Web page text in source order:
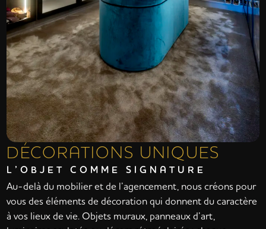
DÉCORATIONS UNIQUES
L’OBJET COMME SIGNATURE
Au-delà du mobilier et de l’agencement, nous créons pour
vous des éléments de décoration qui donnent du caractère
à vos lieux de vie. Objets muraux, panneaux d’art,